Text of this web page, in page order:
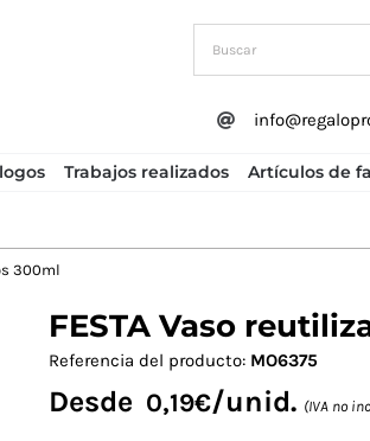
Trabajos realizados Artículos de
300ml
FESTA Vaso
Referencia del producto: MO6375
Desde 0,19€/unid. (IVA no